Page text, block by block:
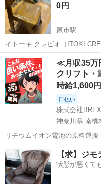
ています。 サイズ 横幅14...
コンセント
0円
原市駅
イトーキ クレビオ（ITOKI
ェア 土日で上尾市に受け取
埼玉 上尾市 原市駅
≪月収35万
クリフト・
時給1,600円
日払い
株式会社
神奈川県 南橋
リチウムイオン電池の原料運
ワンルーム寮完備！赴任旅費
ト免許お持ちの方、活躍中！
市》 人気の工場のお仕事 ◇電
神奈川 相模原市 南橋本駅
【求】ジ
状態が悪くて